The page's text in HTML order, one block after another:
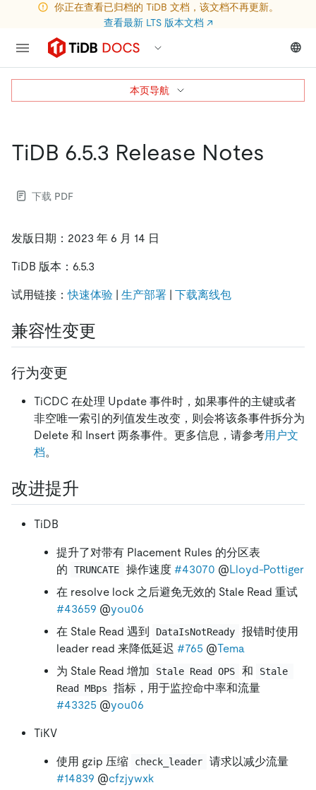
你正在查看已归档的 TiDB 文档，该文档不再更新。
查看最新 LTS 版本文档 ↗
TiDB 6.5.3 Release Notes
下载 PDF
发版日期：2023 年 6 月 14 日
TiDB 版本：6.5.3
试用链接：快速体验 | 生产部署 | 下载离线包
兼容性变更
行为变更
TiCDC 在处理 Update 事件时，如果事件的主键或者
非空唯一索引的列值发生改变，则会将该条事件拆分为
Delete 和 Insert 两条事件。更多信息，请参考用户文
档。
改进提升
TiDB
提升了对带有 Placement Rules 的分区表
的
TRUNCATE 操作速度 #43070 @Lloyd-Pottiger
在 resolve lock 之后避免无效的 Stale Read 重试
#43659 @you06
在 Stale Read 遇到
DataIsNotReady
报错时使用
leader read 来降低延迟 #765 @Tema
为 Stale Read 增加
Stale Read OPS 和
Stale
Read MBps
指标，用于监控命中率和流量
#43325 @you06
TiKV
使用 gzip 压缩 check_leader
请求以减少流量
#14839 @cfzjywxk
本页导航